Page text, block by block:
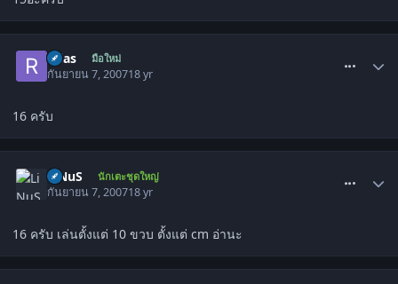
relas มือใหม่
กันยายน 7, 200718 yr
16 ครับ
LiNuS นักเตะชุดใหญ่
กันยายน 7, 200718 yr
16 ครับ เล่นตั้งแต่ 10 ขวบ ตั้งแต่ cm อ่านะ